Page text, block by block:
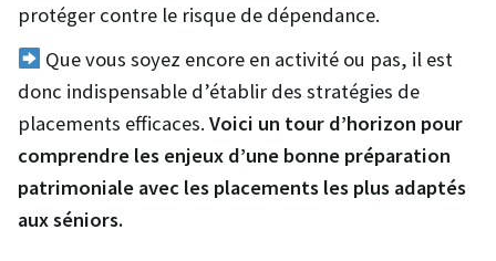
protéger contre le risque de dépendance.
Que vous soyez encore en activité ou pas, il est
donc indispensable d’établir des stratégies de
placements efficaces. Voici un tour d’horizon pour
comprendre les enjeux d’une bonne préparation
patrimoniale avec les placements les plus adaptés
aux séniors.